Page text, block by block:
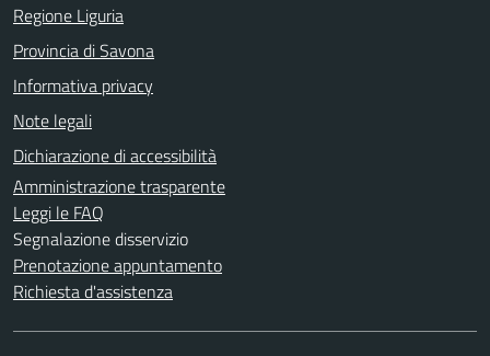
Regione Liguria
Provincia di Savona
Informativa privacy
Note legali
Dichiarazione di accessibilità
Amministrazione trasparente
Leggi le FAQ
Segnalazione disservizio
Prenotazione appuntamento
Richiesta d'assistenza